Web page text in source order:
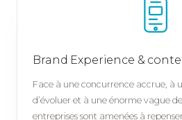
Brand Experience &
Face à une concurrence accrue, à
d’évoluer et à une énorme vague
entreprises sont amenées à